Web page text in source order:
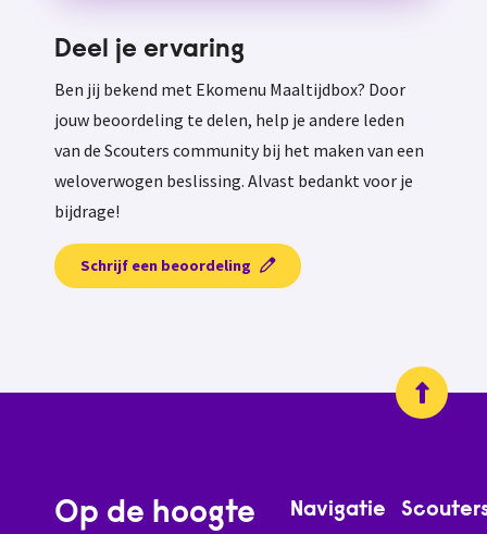
Deel je ervaring
Ben jij bekend met Ekomenu Maaltijdbox? Door
jouw beoordeling te delen, help je andere leden
van de Scouters community bij het maken van een
weloverwogen beslissing. Alvast bedankt voor je
bijdrage!
Schrijf een beoordeling
Op de hoogte
Navigatie